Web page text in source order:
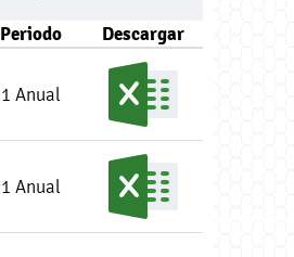
Periodo Descargar
1 Anual
1 Anual